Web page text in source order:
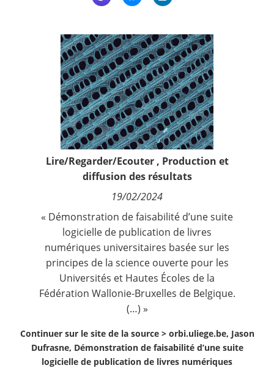
Qui sommes nous ?
Nous suivre
Lire/Regarder/Ecouter, Production et
diffusion des résultats
19/02/2024
« Démonstration de faisabilité d’une suite
logicielle de publication de livres
numériques universitaires basée sur les
principes de la science ouverte pour les
Universités et Hautes Écoles de la
Fédération Wallonie-Bruxelles de Belgique.
(…) »
Continuer sur le site de la source > orbi.uliege.be, Jason
Dufrasne, Démonstration de faisabilité d’une suite
logicielle de publication de livres numériques